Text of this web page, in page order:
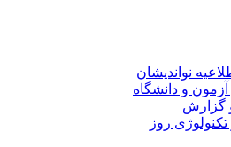
نواندیشان
و دانشگاه
روز